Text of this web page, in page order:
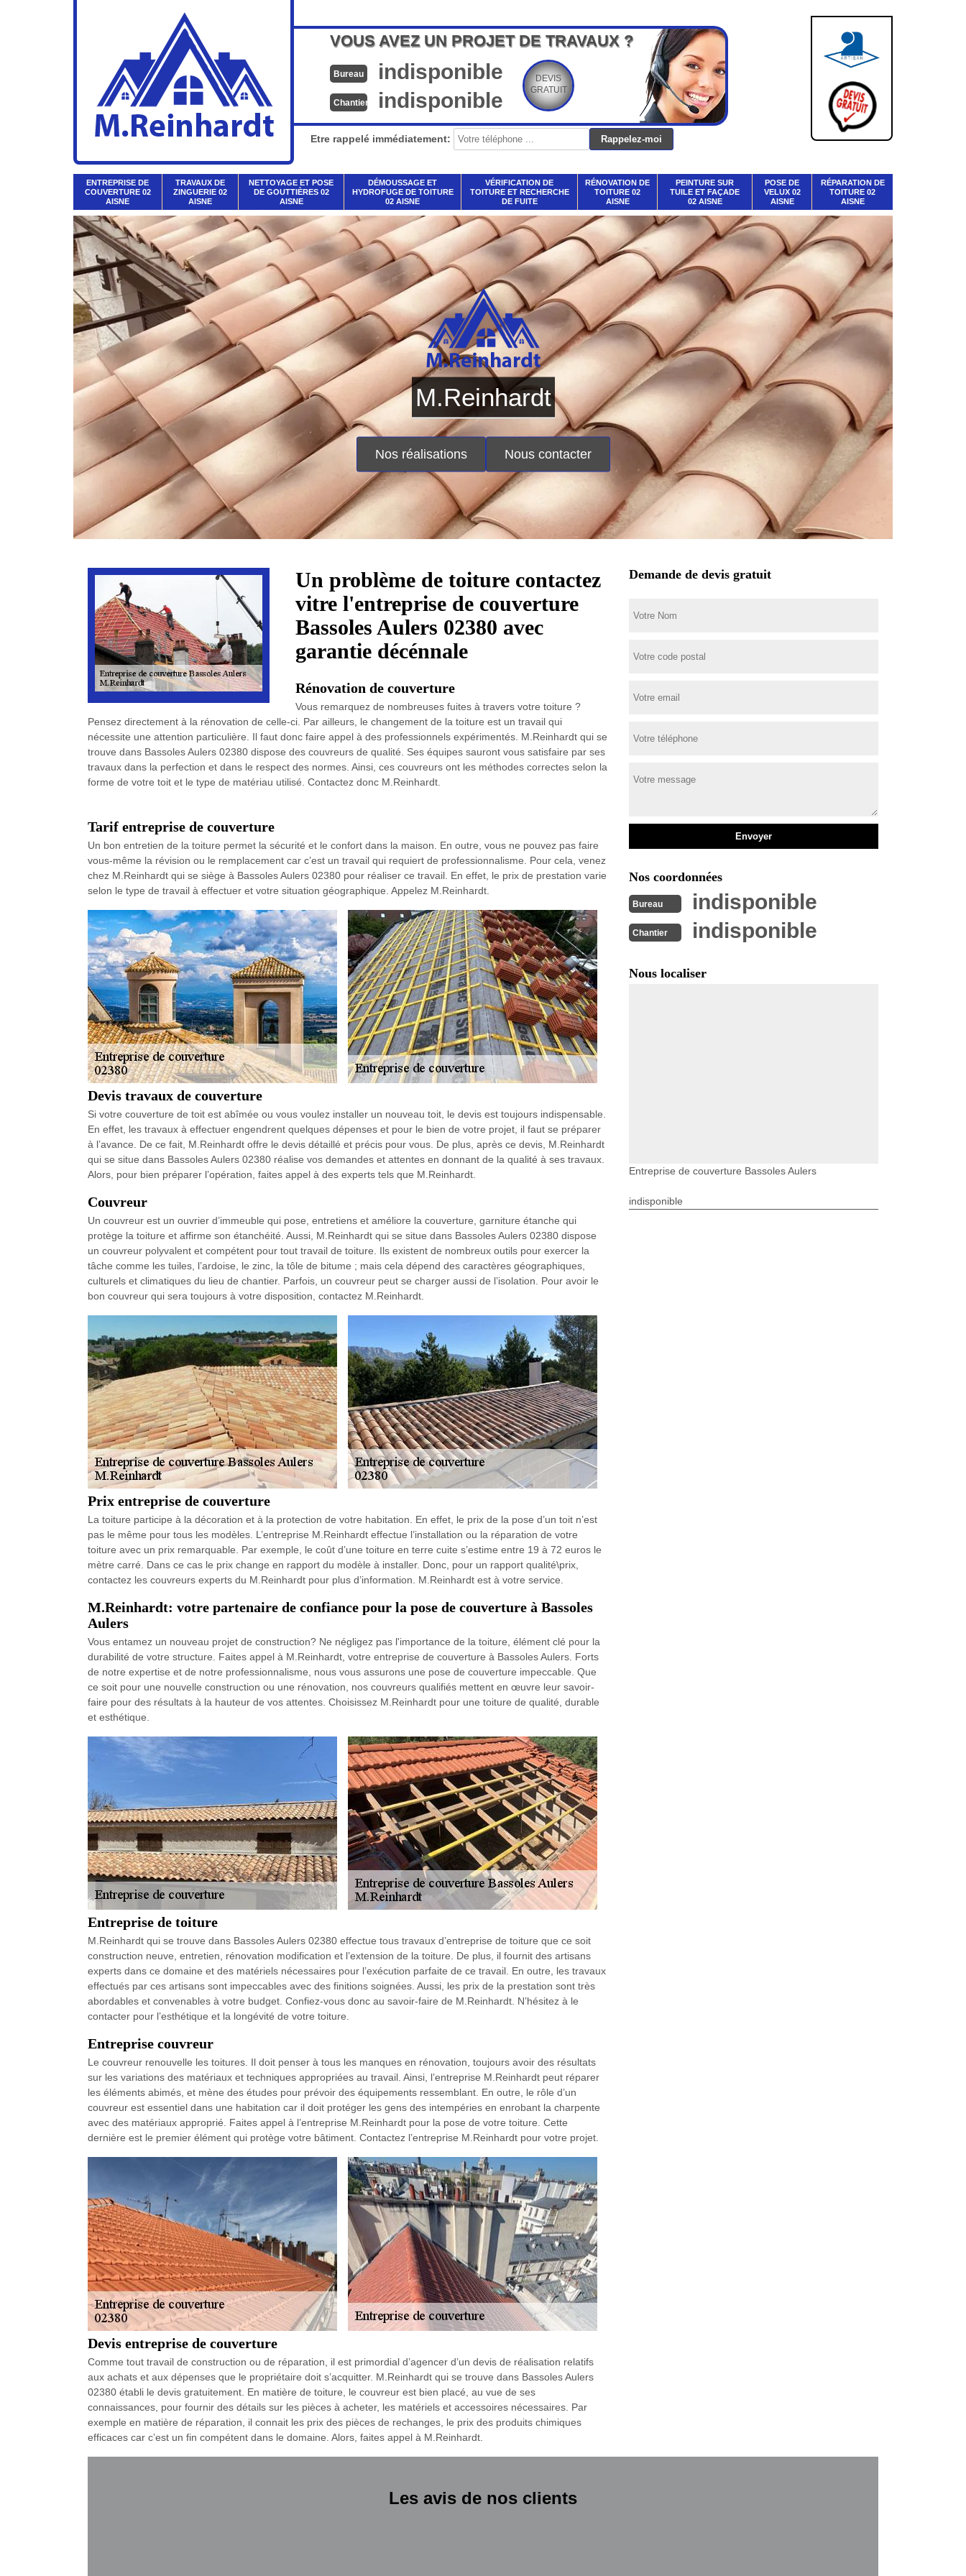
VOUS AVEZ UN PROJET DE TRAVAUX ?
Bureau indisponible
Chantier indisponible
DEVIS
GRATUIT
Etre rappelé immédiatement:
ENTREPRISE DE
COUVERTURE 02
AISNE
TRAVAUX DE
ZINGUERIE 02
AISNE
NETTOYAGE ET POSE
DE GOUTTIÈRES 02
AISNE
DÉMOUSSAGE ET
HYDROFUGE DE TOITURE
02 AISNE
VÉRIFICATION DE
TOITURE ET RECHERCHE
DE FUITE
RÉNOVATION DE
TOITURE 02
AISNE
PEINTURE SUR
TUILE ET FAÇADE
02 AISNE
POSE DE
VELUX 02
AISNE
RÉPARATION DE
TOITURE 02
AISNE
M.Reinhardt
Nos réalisations Nous contacter
Un problème de toiture contactez
vitre l'entreprise de couverture
Bassoles Aulers 02380 avec
garantie décénnale
Rénovation de couverture
Vous remarquez de nombreuses fuites à travers votre toiture ?
Pensez directement à la rénovation de celle-ci. Par ailleurs, le changement de la toiture est un travail qui
nécessite une attention particulière. Il faut donc faire appel à des professionnels expérimentés. M.Reinhardt qui se
trouve dans Bassoles Aulers 02380 dispose des couvreurs de qualité. Ses équipes sauront vous satisfaire par ses
travaux dans la perfection et dans le respect des normes. Ainsi, ces couvreurs ont les méthodes correctes selon la
forme de votre toit et le type de matériau utilisé. Contactez donc M.Reinhardt.
Tarif entreprise de couverture
Un bon entretien de la toiture permet la sécurité et le confort dans la maison. En outre, vous ne pouvez pas faire
vous-même la révision ou le remplacement car c’est un travail qui requiert de professionnalisme. Pour cela, venez
chez M.Reinhardt qui se siège à Bassoles Aulers 02380 pour réaliser ce travail. En effet, le prix de prestation varie
selon le type de travail à effectuer et votre situation géographique. Appelez M.Reinhardt.
Devis travaux de couverture
Si votre couverture de toit est abîmée ou vous voulez installer un nouveau toit, le devis est toujours indispensable.
En effet, les travaux à effectuer engendrent quelques dépenses et pour le bien de votre projet, il faut se préparer
à l’avance. De ce fait, M.Reinhardt offre le devis détaillé et précis pour vous. De plus, après ce devis, M.Reinhardt
qui se situe dans Bassoles Aulers 02380 réalise vos demandes et attentes en donnant de la qualité à ses travaux.
Alors, pour bien préparer l’opération, faites appel à des experts tels que M.Reinhardt.
Couvreur
Un couvreur est un ouvrier d’immeuble qui pose, entretiens et améliore la couverture, garniture étanche qui
protège la toiture et affirme son étanchéité. Aussi, M.Reinhardt qui se situe dans Bassoles Aulers 02380 dispose
un couvreur polyvalent et compétent pour tout travail de toiture. Ils existent de nombreux outils pour exercer la
tâche comme les tuiles, l’ardoise, le zinc, la tôle de bitume ; mais cela dépend des caractères géographiques,
culturels et climatiques du lieu de chantier. Parfois, un couvreur peut se charger aussi de l’isolation. Pour avoir le
bon couvreur qui sera toujours à votre disposition, contactez M.Reinhardt.
Prix entreprise de couverture
La toiture participe à la décoration et à la protection de votre habitation. En effet, le prix de la pose d’un toit n’est
pas le même pour tous les modèles. L’entreprise M.Reinhardt effectue l’installation ou la réparation de votre
toiture avec un prix remarquable. Par exemple, le coût d’une toiture en terre cuite s’estime entre 19 à 72 euros le
mètre carré. Dans ce cas le prix change en rapport du modèle à installer. Donc, pour un rapport qualité\prix,
contactez les couvreurs experts du M.Reinhardt pour plus d’information. M.Reinhardt est à votre service.
M.Reinhardt: votre partenaire de confiance pour la pose de couverture à Bassoles
Aulers
Vous entamez un nouveau projet de construction? Ne négligez pas l'importance de la toiture, élément clé pour la
durabilité de votre structure. Faites appel à M.Reinhardt, votre entreprise de couverture à Bassoles Aulers. Forts
de notre expertise et de notre professionnalisme, nous vous assurons une pose de couverture impeccable. Que
ce soit pour une nouvelle construction ou une rénovation, nos couvreurs qualifiés mettent en œuvre leur savoir-
faire pour des résultats à la hauteur de vos attentes. Choisissez M.Reinhardt pour une toiture de qualité, durable
et esthétique.
Entreprise de toiture
M.Reinhardt qui se trouve dans Bassoles Aulers 02380 effectue tous travaux d’entreprise de toiture que ce soit
construction neuve, entretien, rénovation modification et l’extension de la toiture. De plus, il fournit des artisans
experts dans ce domaine et des matériels nécessaires pour l’exécution parfaite de ce travail. En outre, les travaux
effectués par ces artisans sont impeccables avec des finitions soignées. Aussi, les prix de la prestation sont très
abordables et convenables à votre budget. Confiez-vous donc au savoir-faire de M.Reinhardt. N’hésitez à le
contacter pour l’esthétique et la longévité de votre toiture.
Entreprise couvreur
Le couvreur renouvelle les toitures. Il doit penser à tous les manques en rénovation, toujours avoir des résultats
sur les variations des matériaux et techniques appropriées au travail. Ainsi, l’entreprise M.Reinhardt peut réparer
les éléments abimés, et mène des études pour prévoir des équipements ressemblant. En outre, le rôle d’un
couvreur est essentiel dans une habitation car il doit protéger les gens des intempéries en enrobant la charpente
avec des matériaux approprié. Faites appel à l’entreprise M.Reinhardt pour la pose de votre toiture. Cette
dernière est le premier élément qui protège votre bâtiment. Contactez l’entreprise M.Reinhardt pour votre projet.
Devis entreprise de couverture
Comme tout travail de construction ou de réparation, il est primordial d’agencer d’un devis de réalisation relatifs
aux achats et aux dépenses que le propriétaire doit s’acquitter. M.Reinhardt qui se trouve dans Bassoles Aulers
02380 établi le devis gratuitement. En matière de toiture, le couvreur est bien placé, au vue de ses
connaissances, pour fournir des détails sur les pièces à acheter, les matériels et accessoires nécessaires. Par
exemple en matière de réparation, il connait les prix des pièces de rechanges, le prix des produits chimiques
efficaces car c’est un fin compétent dans le domaine. Alors, faites appel à M.Reinhardt.
Demande de devis gratuit
Nos coordonnées
Bureau indisponible
Chantier indisponible
Nous localiser
Entreprise de couverture Bassoles Aulers
indisponible
Les avis de nos clients